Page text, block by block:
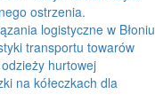
ostrzenia.
logistyczne w Błoniu
transportu towarów
hurtowej
na kółeczkach dla